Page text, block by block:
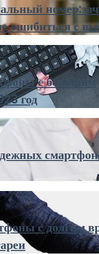
ошибиться с
с большим
год
с долгим